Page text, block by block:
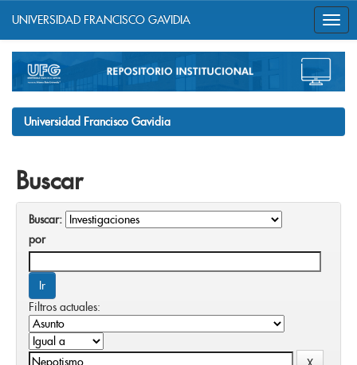
navigation
UNIVERSIDAD FRANCISCO GAVIDIA
Universidad Francisco Gavidia
Buscar
Buscar:
por
Filtros actuales: